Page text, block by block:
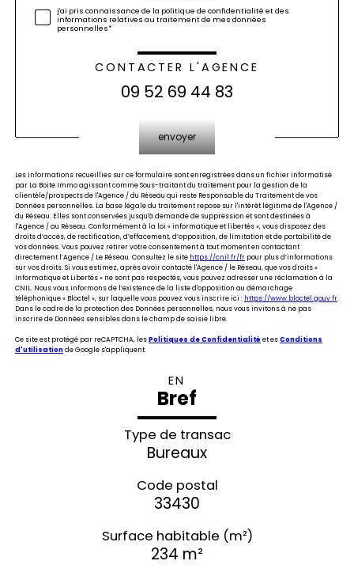
j'ai pris connaissance de la politique de confidentialité et des
informations relatives au traitement de mes données
personnelles*
CONTACTER L'AGENCE
09 52 69 44 83
envoyer
Les informations recueillies sur ce formulaire sont enregistrées dans un fichier informatisé
par La Boite Immo agissant comme Sous-traitant du traitement pour la gestion de la
clientèle/prospects de l'Agence / du Réseau qui reste Responsable du Traitement de vos
Données personnelles. La base légale du traitement repose sur l'intérêt légitime de l'Agence /
du Réseau. Elles sont conservées jusqu'à demande de suppression et sont destinées à
l'Agence / au Réseau. Conformément à la loi « informatique et libertés », vous disposez des
droits d’accès, de rectification, d’effacement, d’opposition, de limitation et de portabilité de
vos données. Vous pouvez retirer votre consentement à tout moment en contactant
directement l’Agence / Le Réseau. Consultez le site https://cnil.fr/fr pour plus d’informations
sur vos droits. Si vous estimez, après avoir contacté l'Agence / le Réseau, que vos droits «
Informatique et Libertés » ne sont pas respectés, vous pouvez adresser une réclamation à la
CNIL. Nous vous informons de l’existence de la liste d'opposition au démarchage
téléphonique « Bloctel », sur laquelle vous pouvez vous inscrire ici : https://www.bloctel.gouv.fr.
Dans le cadre de la protection des Données personnelles, nous vous invitons à ne pas
inscrire de Données sensibles dans le champ de saisie libre.
Ce site est protégé par reCAPTCHA, lesPolitiques de Confidentialitéet esConditions
d'utilisationde Google s'appliquent.
EN
Bref
Type de transac
Bureaux
Code postal
33430
Surface habitable (m²)
234 m²